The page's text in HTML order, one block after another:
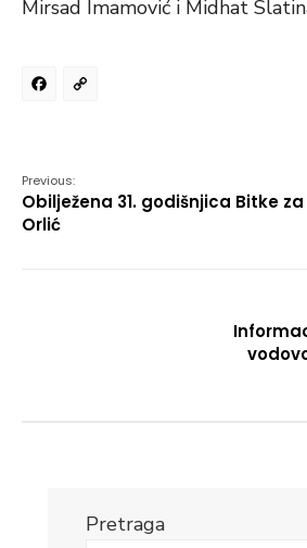
Mirsad Imamović i Midhat
Facebook
Previous:
Obilježena 31. godišnjica Bitke za
Orlić
Pretraga